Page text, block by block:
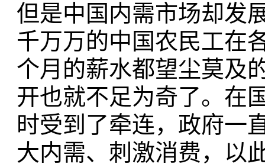
但是中国内需市场却发
千万万的中国农民工在
个月的薪水都望尘莫及
开也就不足为奇了。在
时受到了牵连，政府一
大内需、刺激消费，以